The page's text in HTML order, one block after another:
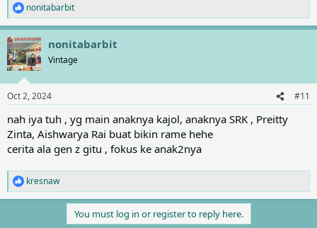
R
e
a
c
t
i
n
s
nonitabarbit
nonitabarbit
Vintage
Oct 2, 2024 #11
nah iya tuh , yg main anaknya kajol, anaknya SRK , Preitty
Zinta, Aishwarya Rai buat bikin rame hehe
cerita ala gen z gitu , fokus ke anak2nya
R
e
kresnaw
You must log in or register to reply here.